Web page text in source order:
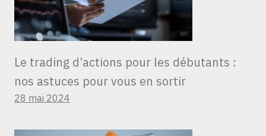
Le trading d’actions pour les débutants :
nos astuces pour vous en sortir
28 mai 2024